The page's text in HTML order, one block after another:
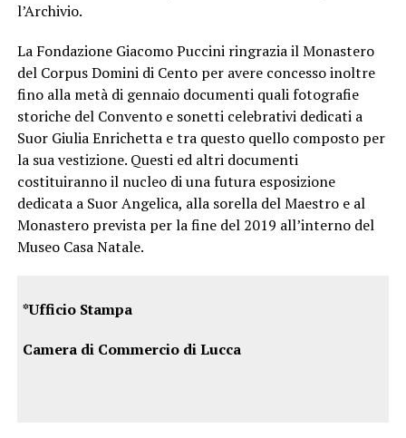
l’Archivio.
La Fondazione Giacomo Puccini ringrazia il Monastero
del Corpus Domini di Cento per avere concesso inoltre
fino alla metà di gennaio documenti quali fotografie
storiche del Convento e sonetti celebrativi dedicati a
Suor Giulia Enrichetta e tra questo quello composto per
la sua vestizione. Questi ed altri documenti
costituiranno il nucleo di una futura esposizione
dedicata a Suor Angelica, alla sorella del Maestro e al
Monastero prevista per la fine del 2019 all’interno del
Museo Casa Natale.
*Ufficio Stampa
Camera di Commercio di Lucca